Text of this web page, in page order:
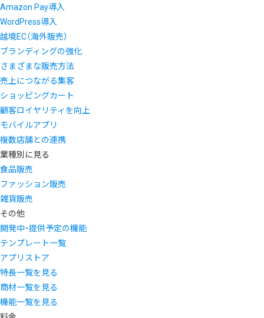
Amazon Pay導入
WordPress導入
越境EC（海外販売）
ブランディングの強化
さまざまな販売方法
売上につながる集客
ショッピングカート
顧客ロイヤリティを向上
モバイルアプリ
複数店舗との連携
業種別に見る
食品販売
ファッション販売
雑貨販売
その他
開発中・提供予定の機能
テンプレート一覧
アプリストア
特長一覧を見る
商材一覧を見る
機能一覧を見る